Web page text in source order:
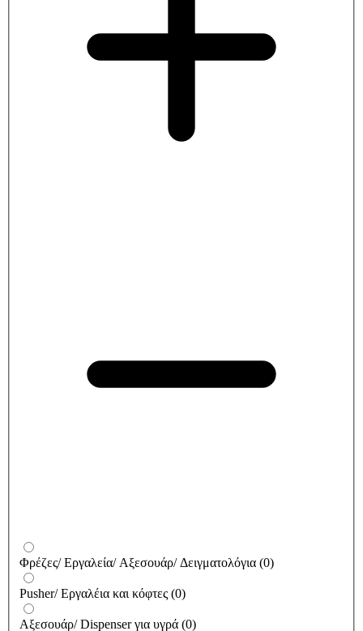
Φρέζες/ Εργαλεία/ Αξεσουάρ/ Δειγματολόγια (0)
Pusher/ Εργαλέια και κόφτες (0)
Αξεσουάρ/ Dispenser για υγρά (0)